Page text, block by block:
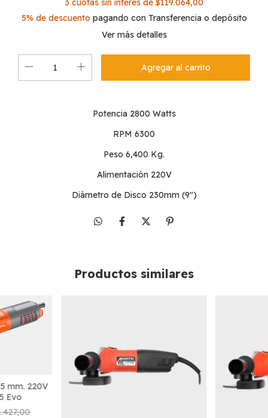
3 cuotas sin interés de $119.064,00
5% de descuento pagando con Transferencia o depósito
Ver más detalles
Potencia 2800 Watts
RPM 6300
Peso 6,400 Kg.
Alimentación 220V
Diámetro de Disco 230mm (9")
Productos similares
mm. 220V
Evo